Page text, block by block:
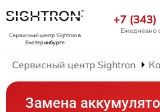
Сервисный центр Sightronв
Екатеринбурге
+7
Ежедневно
Сервисный центр Sightron
Замена